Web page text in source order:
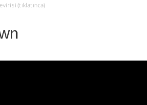
(tıklatınca)